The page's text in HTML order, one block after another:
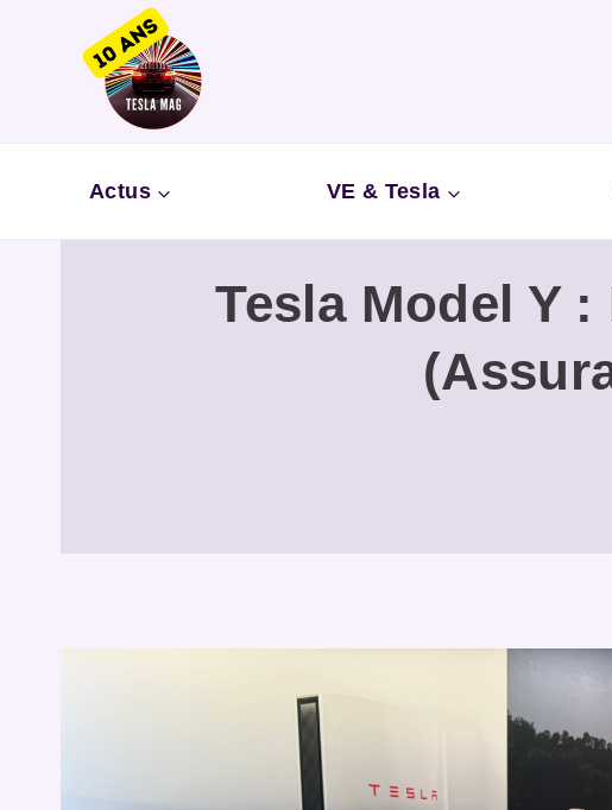
Actus VE & Tesla
Tesla Model Y